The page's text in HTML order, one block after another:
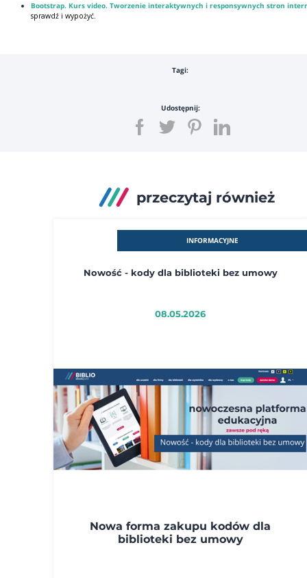
Bootstrap. Kurs video. Tworzenie interaktywnych i responsywnych stron
sprawdź i wypożyć.
Tagi:
Udostępnij:
przeczytaj również
INFORMACYJNE
Nowość - kody dla biblioteki bez umowy
08.05.2026
Nowa forma zakupu kodów dla
biblioteki bez umowy